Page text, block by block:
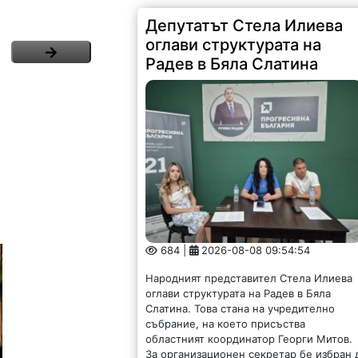
Депутатът Стела Илиева
оглави структурата на
Радев в Бяла Слатина
684 | 2026-08-08 09:54:54
Народният представител Стела Илиева
оглави структурата на Радев в Бяла
Слатина. Това стана на учредително
събрание, на което присъства
областният координатор Георги Митов.
За организационен секретар бе избран